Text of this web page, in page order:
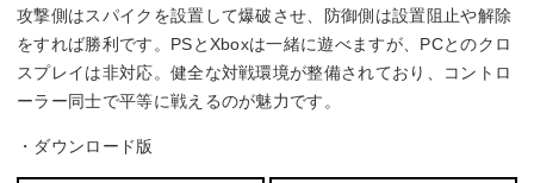
攻撃側はスパイクを設置して爆破させ、防御側は設置阻止や解除
をすれば勝利です。PSとXboxは一緒に遊べますが、PCとのクロ
スプレイは非対応。健全な対戦環境が整備されており、コントロ
ーラー同士で平等に戦えるのが魅力です。
・ダウンロード版